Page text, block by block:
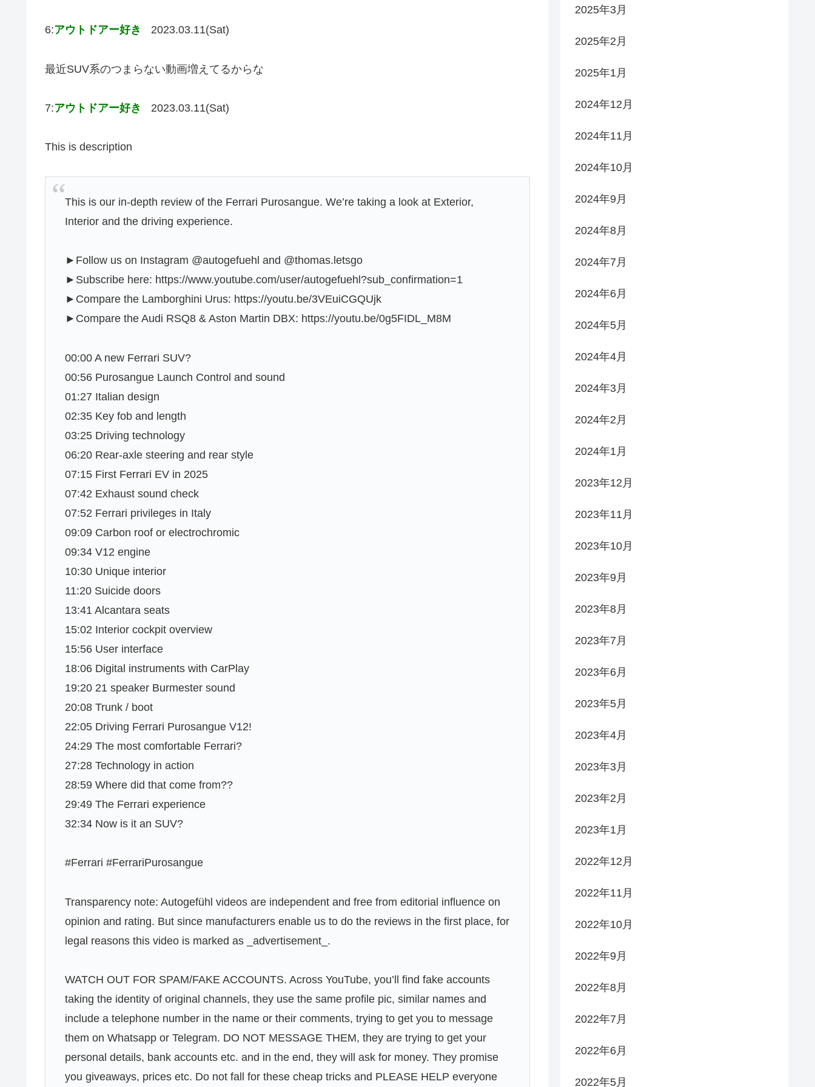
6:アウトドアー好き 2023.03.11(Sat)
最近SUV系のつまらない動画増えてるからな
7:アウトドアー好き 2023.03.11(Sat)
This is description
This is our in-depth review of the Ferrari Purosangue. We’re taking a look at Exterior,
Interior and the driving experience.
►Follow us on Instagram @autogefuehl and @thomas.letsgo
►Subscribe here: https://www.youtube.com/user/autogefuehl?sub_confirmation=1
►Compare the Lamborghini Urus: https://youtu.be/3VEuiCGQUjk
►Compare the Audi RSQ8 & Aston Martin DBX: https://youtu.be/0g5FIDL_M8M
00:00 A new Ferrari SUV?
00:56 Purosangue Launch Control and sound
01:27 Italian design
02:35 Key fob and length
03:25 Driving technology
06:20 Rear-axle steering and rear style
07:15 First Ferrari EV in 2025
07:42 Exhaust sound check
07:52 Ferrari privileges in Italy
09:09 Carbon roof or electrochromic
09:34 V12 engine
10:30 Unique interior
11:20 Suicide doors
13:41 Alcantara seats
15:02 Interior cockpit overview
15:56 User interface
18:06 Digital instruments with CarPlay
19:20 21 speaker Burmester sound
20:08 Trunk / boot
22:05 Driving Ferrari Purosangue V12!
24:29 The most comfortable Ferrari?
27:28 Technology in action
28:59 Where did that come from??
29:49 The Ferrari experience
32:34 Now is it an SUV?
#Ferrari #FerrariPurosangue
Transparency note: Autogefühl videos are independent and free from editorial influence on
opinion and rating. But since manufacturers enable us to do the reviews in the first place, for
legal reasons this video is marked as _advertisement_.
WATCH OUT FOR SPAM/FAKE ACCOUNTS. Across YouTube, you’ll find fake accounts
taking the identity of original channels, they use the same profile pic, similar names and
include a telephone number in the name or their comments, trying to get you to message
them on Whatsapp or Telegram. DO NOT MESSAGE THEM, they are trying to get your
personal details, bank accounts etc. and in the end, they will ask for money. They promise
you giveaways, prices etc. Do not fall for these cheap tricks and PLEASE HELP everyone
2025年3月
2025年2月
2025年1月
2024年12月
2024年11月
2024年10月
2024年9月
2024年8月
2024年7月
2024年6月
2024年5月
2024年4月
2024年3月
2024年2月
2024年1月
2023年12月
2023年11月
2023年10月
2023年9月
2023年8月
2023年7月
2023年6月
2023年5月
2023年4月
2023年3月
2023年2月
2023年1月
2022年12月
2022年11月
2022年10月
2022年9月
2022年8月
2022年7月
2022年6月
2022年5月